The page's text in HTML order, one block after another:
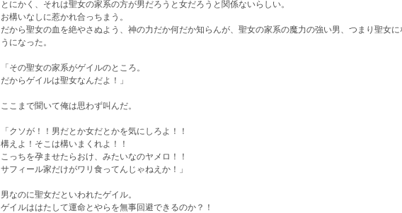
とにかく、それは聖女の家系の方が男だろうと女だろうと関係ないらしい。
お構いなしに惹かれ合っちまう。
だから聖女の血を絶やさぬよう、神の力だか何だか知らんが、聖女の家系の魔力の強い男、つまり聖女
うになった。
「その聖女の家系がゲイルのところ。
だからゲイルは聖女なんだよ！」
ここまで聞いて俺は思わず叫んだ。
「クソが！！男だとか女だとかを気にしろよ！！
構えよ！そこは構いまくれよ！！
こっちを孕ませたらおけ、みたいなのヤメロ！！
サフィール家だけがワリ食ってんじゃねえか！」
男なのに聖女だといわれたゲイル。
ゲイルははたして運命とやらを無事回避できるのか？！